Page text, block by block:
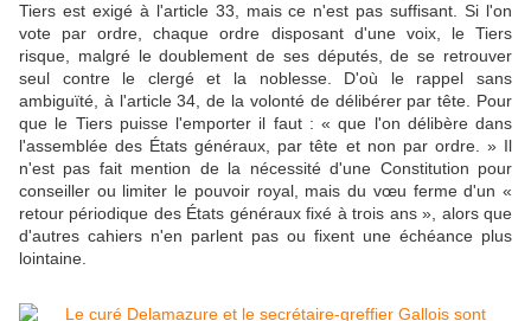
Tiers est exigé à l'article 33, mais ce n'est pas suffisant. Si l'on
vote par ordre, chaque ordre disposant d'une voix, le Tiers
risque, malgré le doublement de ses députés, de se retrouver
seul contre le clergé et la noblesse. D'où le rappel sans
ambiguïté, à l'article 34, de la volonté de délibérer par tête. Pour
que le Tiers puisse l'emporter il faut : « que l'on délibère dans
l'assemblée des États généraux, par tête et non par ordre. » Il
n'est pas fait mention de la nécessité d'une Constitution pour
conseiller ou limiter le pouvoir royal, mais du vœu ferme d'un «
retour périodique des États généraux fixé à trois ans », alors que
d'autres cahiers n'en parlent pas ou fixent une échéance plus
lointaine.